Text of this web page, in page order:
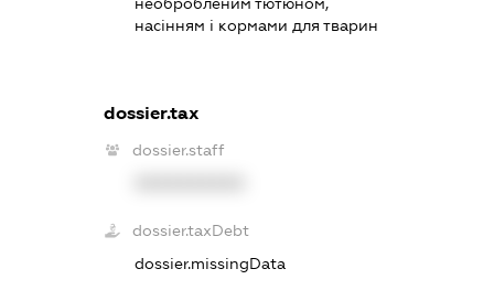
насінням і кормами для тварин
dossier.tax
dossier.staff
dossier.taxDebt
dossier.missingData